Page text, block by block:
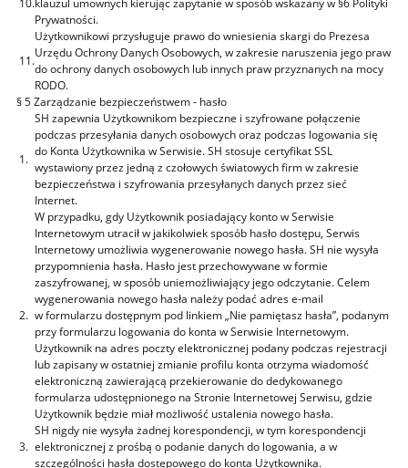
10.klauzul umownych kierując zapytanie w sposób wskazany w §6 Polityki
Prywatności.
11.
Użytkownikowi przysługuje prawo do wniesienia skargi do Prezesa
Urzędu Ochrony Danych Osobowych, w zakresie naruszenia jego praw
do ochrony danych osobowych lub innych praw przyznanych na mocy
RODO.
§ 5 Zarządzanie bezpieczeństwem - hasło
1.
SH zapewnia Użytkownikom bezpieczne i szyfrowane połączenie
podczas przesyłania danych osobowych oraz podczas logowania się
do Konta Użytkownika w Serwisie. SH stosuje certyfikat SSL
wystawiony przez jedną z czołowych światowych firm w zakresie
bezpieczeństwa i szyfrowania przesyłanych danych przez sieć
Internet.
2.
W przypadku, gdy Użytkownik posiadający konto w Serwisie
Internetowym utracił w jakikolwiek sposób hasło dostępu, Serwis
Internetowy umożliwia wygenerowanie nowego hasła. SH nie wysyła
przypomnienia hasła. Hasło jest przechowywane w formie
zaszyfrowanej, w sposób uniemożliwiający jego odczytanie. Celem
wygenerowania nowego hasła należy podać adres e-mail
w formularzu dostępnym pod linkiem „Nie pamiętasz hasła”, podanym
przy formularzu logowania do konta w Serwisie Internetowym.
Użytkownik na adres poczty elektronicznej podany podczas rejestracji
lub zapisany w ostatniej zmianie profilu konta otrzyma wiadomość
elektroniczną zawierającą przekierowanie do dedykowanego
formularza udostępnionego na Stronie Internetowej Serwisu, gdzie
Użytkownik będzie miał możliwość ustalenia nowego hasła.
3.
SH nigdy nie wysyła żadnej korespondencji, w tym korespondencji
elektronicznej z prośbą o podanie danych do logowania, a w
szczególności hasła dostępowego do konta Użytkownika.